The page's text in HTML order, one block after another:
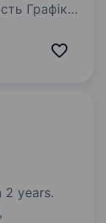
Графік
2 years.